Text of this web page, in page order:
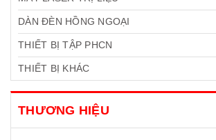
DÀN ĐÈN HỒNG NGOẠI
THIẾT BỊ TẬP PHCN
THIẾT BỊ KHÁC
THƯƠNG HIỆU